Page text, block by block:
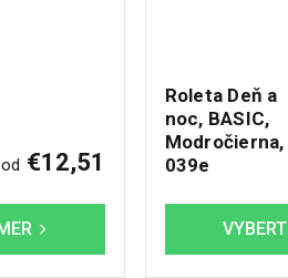
od €12,51
Roleta Deň a
noc, BASIC,
Modročierna,
039e